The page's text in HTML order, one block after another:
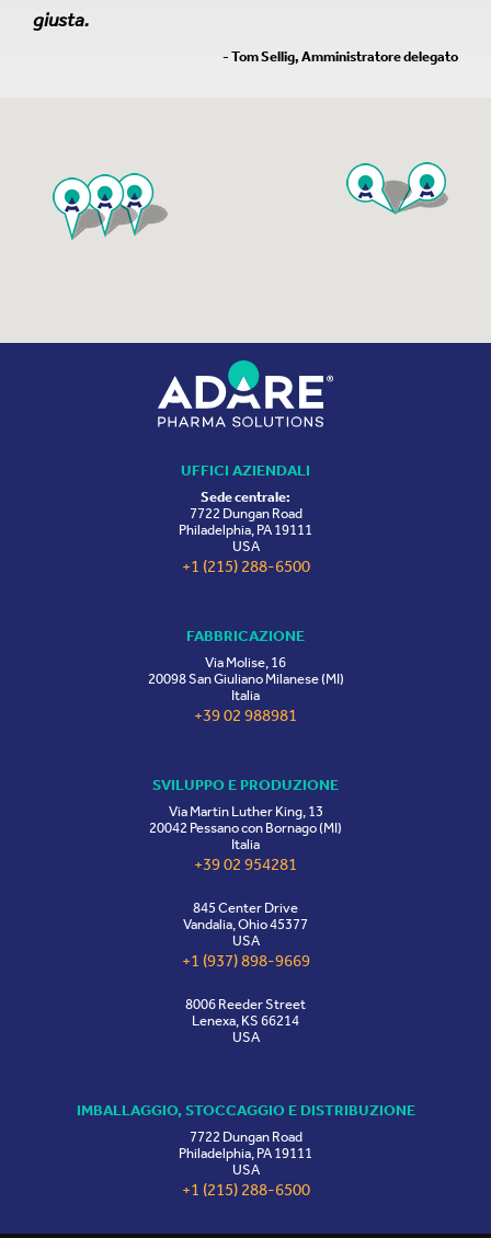
giusta.
- Tom Sellig, Amministratore delegato
UFFICI AZIENDALI
Sede centrale:
7722 Dungan Road
Philadelphia, PA 19111
USA
+1 (215) 288-6500
FABBRICAZIONE
Via Molise, 16
20098 San Giuliano Milanese (MI)
Italia
+39 02 988981
SVILUPPO E PRODUZIONE
Via Martin Luther King, 13
20042 Pessano con Bornago (MI)
Italia
+39 02 954281
845 Center Drive
Vandalia, Ohio 45377
USA
+1 (937) 898-9669
8006 Reeder Street
Lenexa, KS 66214
USA
IMBALLAGGIO, STOCCAGGIO E DISTRIBUZIONE
7722 Dungan Road
Philadelphia, PA 19111
USA
+1 (215) 288-6500